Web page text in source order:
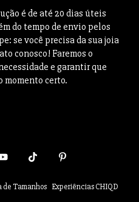
é de até 20 dias úteis
do tempo de envio pelos
se você precisa da sua joia
conosco! Faremos o
e garantir que
momento certo.
de Tamanhos Experiências CHIQD